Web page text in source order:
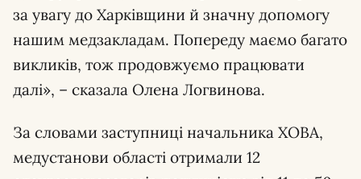
за увагу до Харківщини й значну допомогу
нашим медзакладам. Попереду маємо багато
викликів, тож продовжуємо працювати
далі», – сказала Олена Логвинова.
За словами заступниці начальника ХОВА,
медустанови області отримали 12